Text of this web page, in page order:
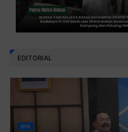
EDITORIAL
BPK